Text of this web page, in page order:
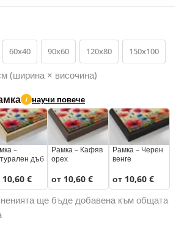
60x40 90x60 120x80 150x100
(ширина × височина)
i научи повече
–
дъб
10,60 €
Рамка – Кафяв
орех
от 10,60 €
Рамка – Черен
венге
от 10,60 €
ще бъде добавена към общата